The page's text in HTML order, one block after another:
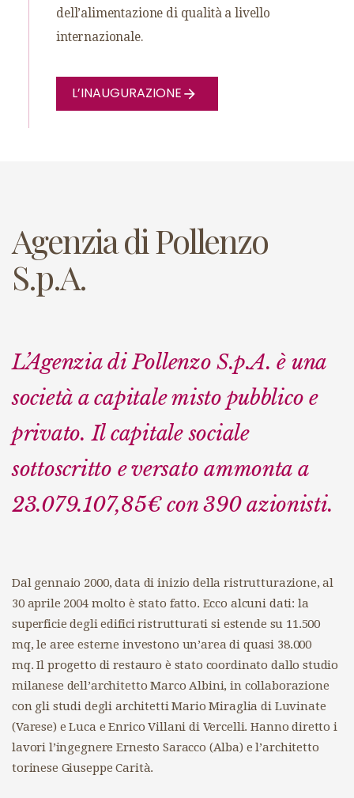
dell’alimentazione di qualità a livello
internazionale.
L’INAUGURAZIONE
Agenzia di Pollenzo
S.p.A.
L’Agenzia di Pollenzo S.p.A. è una
società a capitale misto pubblico e
privato. Il capitale sociale
sottoscritto e versato ammonta a
23.079.107,85€ con 390 azionisti.
Dal gennaio 2000, data di inizio della ristrutturazione, al
30 aprile 2004 molto è stato fatto. Ecco alcuni dati: la
superficie degli edifici ristrutturati si estende su 11.500
mq, le aree esterne investono un’area di quasi 38.000
mq. Il progetto di restauro è stato coordinato dallo studio
milanese dell’architetto Marco Albini, in collaborazione
con gli studi degli architetti Mario Miraglia di Luvinate
(Varese) e Luca e Enrico Villani di Vercelli. Hanno diretto i
lavori l’ingegnere Ernesto Saracco (Alba) e l’architetto
torinese Giuseppe Carità.